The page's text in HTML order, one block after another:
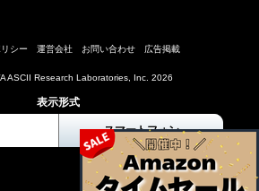
シー 運営会社 お問い合わせ 広告掲載
ASCII Research Laboratories, Inc. 2026
表示形式
スマートフォン